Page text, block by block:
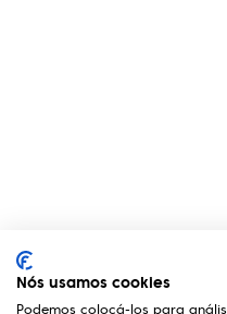
Nós usamos cookies
Podemos colocá-los para